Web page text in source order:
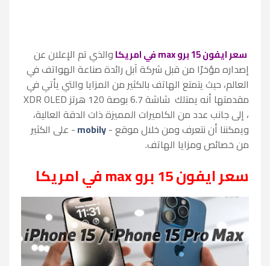
سعر ايفون 15 برو max في امريكا
والذي تم الإعلان عن
إصداره مؤخرًا من قبل شركة آبل رائدة صناعة الهواتف في
العالم، حيث يتمتع الهاتف بالكثير من المزايا والتي يأتي في
مقدمتها أنه
يمتلك شاشة 6.7 بوصة 120 هرتز XDR OLED
، إلى جانب عدد من الكاميرات المميزة ذات الدقة العالية،
ويمكننا أن نتعرف ومن خلالموقع -mobily- على الكثير
من خصائص ومزايا الهاتف.
سعر ايفون 15 برو max في امريكا